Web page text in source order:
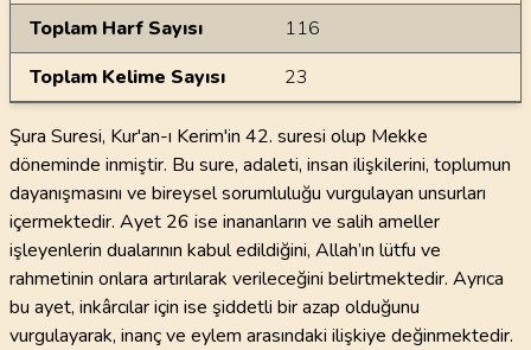
Toplam Harf Sayısı
116
Toplam Kelime Sayısı
23
Şura Suresi, Kur'an-ı Kerim'in 42. suresi olup Mekke
döneminde inmiştir. Bu sure, adaleti, insan ilişkilerini, toplumun
dayanışmasını ve bireysel sorumluluğu vurgulayan unsurları
içermektedir. Ayet 26 ise inananların ve salih ameller
işleyenlerin dualarının kabul edildiğini, Allah’ın lütfu ve
rahmetinin onlara artırılarak verileceğini belirtmektedir. Ayrıca
bu ayet, inkârcılar için ise şiddetli bir azap olduğunu
vurgulayarak, inanç ve eylem arasındaki ilişkiye değinmektedir.